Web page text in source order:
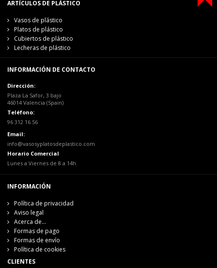
ARTÍCULOS DE PLÁSTICO
Vasos de plástico
Platos de plástico
Cubiertos de plástico
Lecheras de plástico
INFORMACIÓN DE CONTACTO
Dirección:
Plaza La Safor, 3 bajo
46014 Valencia (Spain)
Teléfono:
96 312 16 56
Email:
info@vasosyplatosdeplastico.com
Horario Comercial
Lunes a Viernes de 8 a 14h.
INFORMACIÓN
Política de privacidad
Aviso legal
Acerca de...
Formas de pago
Formas de envío
Política de cookies
CLIENTES